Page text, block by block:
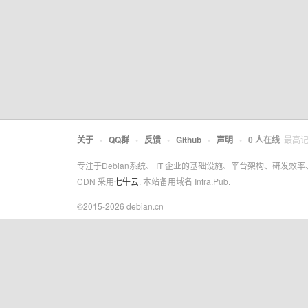
关于 • QQ群 • 反馈 • Github • 声明 • 0 人在线 最高
专注于Debian系统、 IT 企业的基础设施、平台架构、研发效
CDN 采用七牛云 . 本站备用域名 Infra.Pub.
©2015-2026 debian.cn